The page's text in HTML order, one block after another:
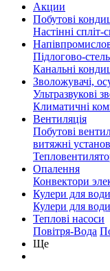
Акции
Побутові
Настінні спліт-
Підлогово-
Канальні
Зволожувачі,
Ультразвукові
Климатичні
Вентиляція
Побутові
витяжні
Опалення
Конвектори
Кулери для води
Кулери для води
Теплові насоси
Повітря-Вода
Ще